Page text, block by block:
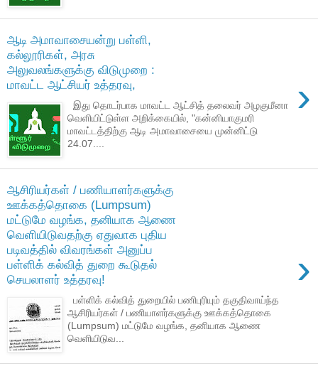
ஆடி அமாவாசையன்று பள்ளி,
கல்லூரிகள், அரசு
அலுவலங்களுக்கு விடுமுறை :
மாவட்ட ஆட்சியர் உத்தரவு,
›
இது தொடர்பாக மாவட்ட ஆட்சித் தலைவர் அழகுமீனா
வெளியிட்டுள்ள அறிக்கையில், "கன்னியாகுமரி
மாவட்டத்திற்கு ஆடி அமாவாசையை முன்னிட்டு
24.07....
ஆசிரியர்கள் / பணியாளர்களுக்கு
ஊக்கத்தொகை (Lumpsum)
மட்டுமே வழங்க, தனியாக ஆணை
வெளியிடுவதற்கு ஏதுவாக புதிய
படிவத்தில் விவரங்கள் அனுப்ப
பள்ளிக் கல்வித் துறை கூடுதல்
செயலாளர் உத்தரவு!
›
பள்ளிக் கல்வித் துறையில் பணிபுரியும் தகுதிவாய்ந்த
ஆசிரியர்கள் / பணியாளர்களுக்கு ஊக்கத்தொகை
(Lumpsum) மட்டுமே வழங்க, தனியாக ஆணை
வெளியிடுவ...